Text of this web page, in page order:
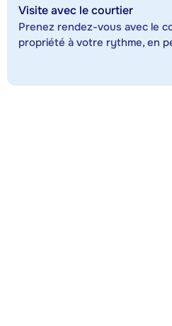
Visite avec le courtier
Prenez rendez-vous avec le
propriété à votre rythme, en